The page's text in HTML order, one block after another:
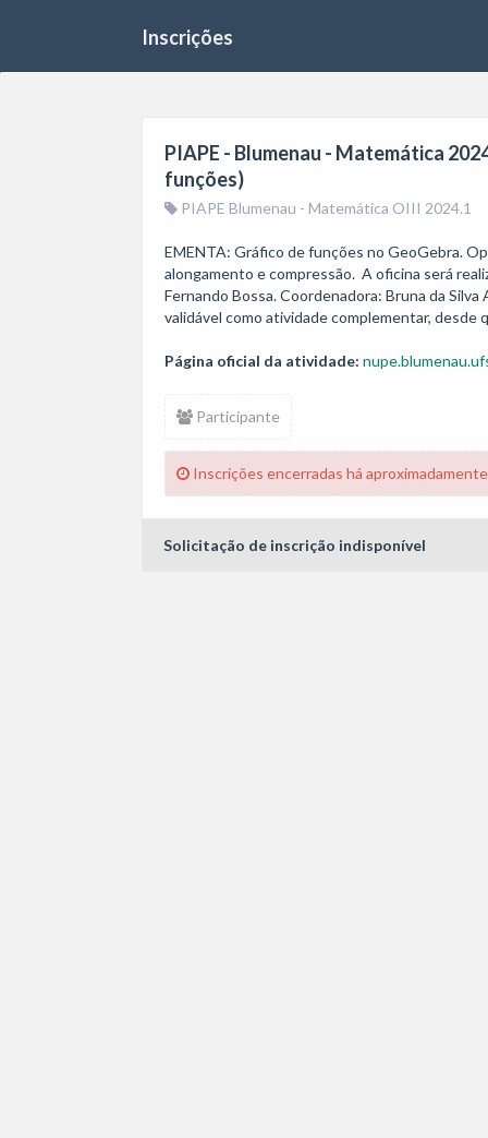
Inscrições
PIAPE - Blumenau - Matemática
funções)
PIAPE Blumenau - Matemática OIII 2024.1
EMENTA: Gráfico de funções no GeoGebra.
alongamento e compressão.  A oficina será
Fernando Bossa. Coordenadora: Bruna da
Página oficial da atividade:
Participante
Inscrições encerradas há
Solicitação de inscrição indisponível